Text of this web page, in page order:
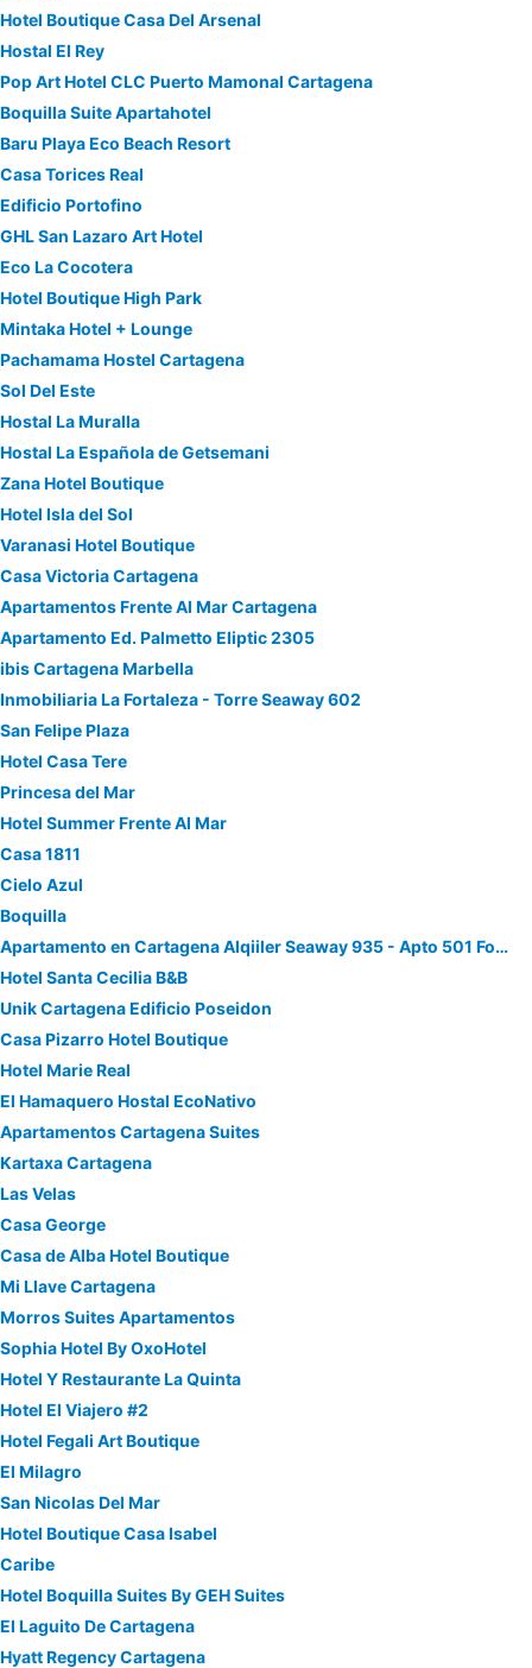
Hotel Boutique Casa Del Arsenal
Hostal El Rey
Pop Art Hotel CLC Puerto Mamonal Cartagena
Boquilla Suite Apartahotel
Baru Playa Eco Beach Resort
Casa Torices Real
Edificio Portofino
GHL San Lazaro Art Hotel
Eco La Cocotera
Hotel Boutique High Park
Mintaka Hotel + Lounge
Pachamama Hostel Cartagena
Sol Del Este
Hostal La Muralla
Hostal La Española de Getsemani
Zana Hotel Boutique
Hotel Isla del Sol
Varanasi Hotel Boutique
Casa Victoria Cartagena
Apartamentos Frente Al Mar Cartagena
Apartamento Ed. Palmetto Eliptic 2305
ibis Cartagena Marbella
Inmobiliaria La Fortaleza - Torre Seaway 602
San Felipe Plaza
Hotel Casa Tere
Princesa del Mar
Hotel Summer Frente Al Mar
Casa 1811
Cielo Azul
Boquilla
Apartamento en Cartagena Alqiiler Seaway 935 - Apto 501 Fotos Instagram apartamentocartagena501
Hotel Santa Cecilia B&B
Unik Cartagena Edificio Poseidon
Casa Pizarro Hotel Boutique
Hotel Marie Real
El Hamaquero Hostal EcoNativo
Apartamentos Cartagena Suites
Kartaxa Cartagena
Las Velas
Casa George
Casa de Alba Hotel Boutique
Mi Llave Cartagena
Morros Suites Apartamentos
Sophia Hotel By OxoHotel
Hotel Y Restaurante La Quinta
Hotel El Viajero #2
Hotel Fegali Art Boutique
El Milagro
San Nicolas Del Mar
Hotel Boutique Casa Isabel
Caribe
Hotel Boquilla Suites By GEH Suites
El Laguito De Cartagena
Hyatt Regency Cartagena